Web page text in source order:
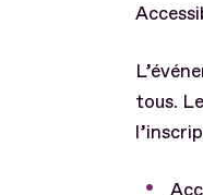
tous.